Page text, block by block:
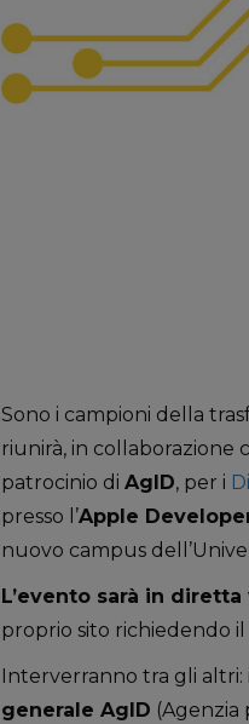
Sono i campioni della
riunirà, in collaborazione
patrocinio di AgID, per i
presso l’Apple
nuovo campus
L’evento sarà in diretta
proprio sito richiedendo
Interverranno tra gli altri:
generale AgID (Agenzia